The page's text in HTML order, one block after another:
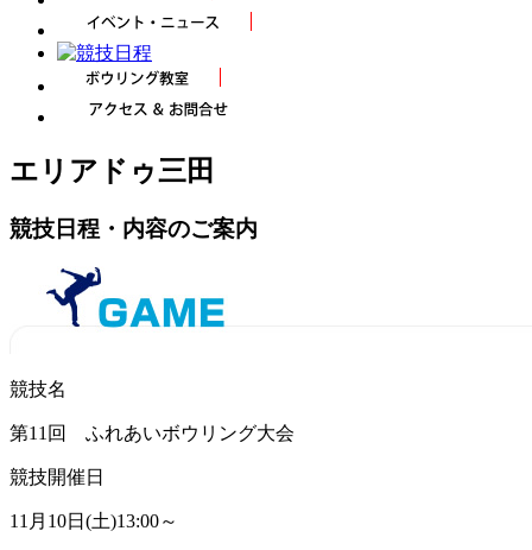
エリアドゥ三田
競技日程・内容のご案内
競技名
第11回 ふれあいボウリング大会
競技開催日
11月10日(土)13:00～